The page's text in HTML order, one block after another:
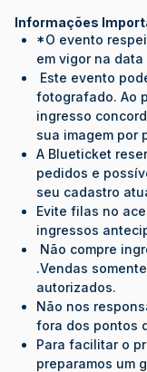
Informações
*O evento
em vigor na
Este evento
fotografado. Ao
ingresso
sua imagem por
A Blueticket
pedidos e
seu cadastro
Evite filas no
ingressos
Não compre
.Vendas
autorizados.
Não nos
fora dos pontos
Para facilitar o
preparamos um